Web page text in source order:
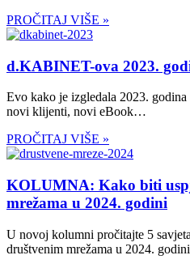
PROČITAJ VIŠE »
d.KABINET-ova 2023.
Evo kako je izgledala 2023.
novi klijenti, novi eBook…
PROČITAJ VIŠE »
KOLUMNA: Kako biti
mrežama u 2024. godini
U novoj kolumni pročitajte 5
društvenim mrežama u 2024.